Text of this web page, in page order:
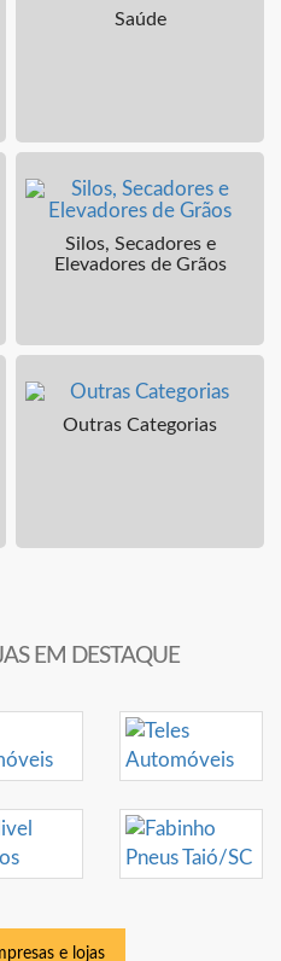
Saúde
Silos, Secadores e
Elevadores de Grãos
Outras Categorias
EM DESTAQUE
e lojas